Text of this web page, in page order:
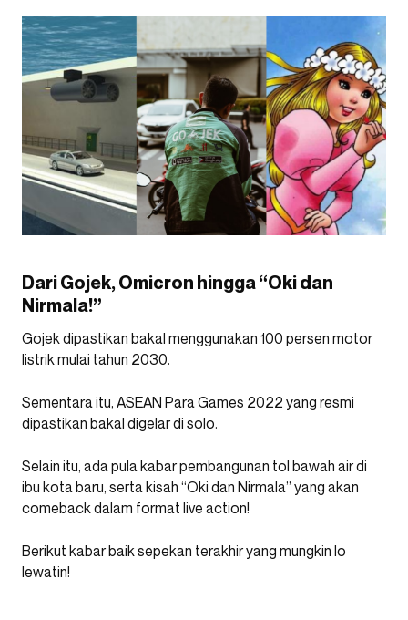
Dari Gojek, Omicron hingga “Oki dan
Nirmala!”
Gojek dipastikan bakal menggunakan 100 persen motor
listrik mulai tahun 2030.
Sementara itu, ASEAN Para Games 2022 yang resmi
dipastikan bakal digelar di solo.
Selain itu, ada pula kabar pembangunan tol bawah air di
ibu kota baru, serta kisah “Oki dan Nirmala” yang akan
comeback dalam format live action!
Berikut kabar baik sepekan terakhir yang mungkin lo
lewatin!